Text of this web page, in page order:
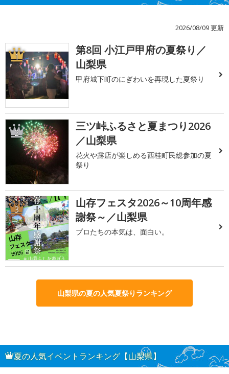
2026/08/09 更新
1
第8回 小江戸甲府の夏祭り／
山梨県
甲府城下町のにぎわいを再現した夏祭り
2
三ツ峠ふるさと夏まつり2026
／山梨県
花火や露店が楽しめる西桂町民総参加の夏
祭り
3
山存フェスタ2026～10周年感
謝祭～／山梨県
プロたちの本気は、面白い。
山梨県の夏の人気夏祭りランキング
夏の人気イベントランキング【山梨県】